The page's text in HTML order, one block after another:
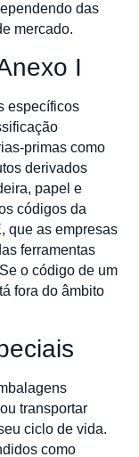
das
mercado.
I
específicos
primas como
derivados
papel e
códigos da
que as empresas
ferramentas
o código de um
fora do âmbito
transportar
ciclo de vida.
como